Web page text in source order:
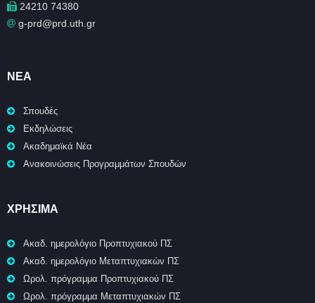
24210 74380
g-prd@prd.uth.gr
ΝΈΑ
Σπουδές
Εκδηλώσεις
Ακαδημαϊκά Νέα
Ανακοινώσεις Προγραμμάτων Σπουδών
ΧΡΉΣΙΜΑ
Ακαδ. ημερολόγιο Προπτυχιακού ΠΣ
Ακαδ. ημερολόγιο Μεταπτυχιακών ΠΣ
Ωρολ. πρόγραμμα Προπτυχιακού ΠΣ
Ωρολ. πρόγραμμα Μεταπτυχιακών ΠΣ